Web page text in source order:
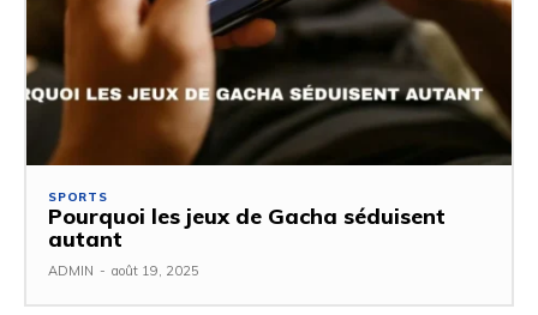
SPORTS
Pourquoi les jeux de Gacha séduisent
autant
ADMIN - août 19, 2025